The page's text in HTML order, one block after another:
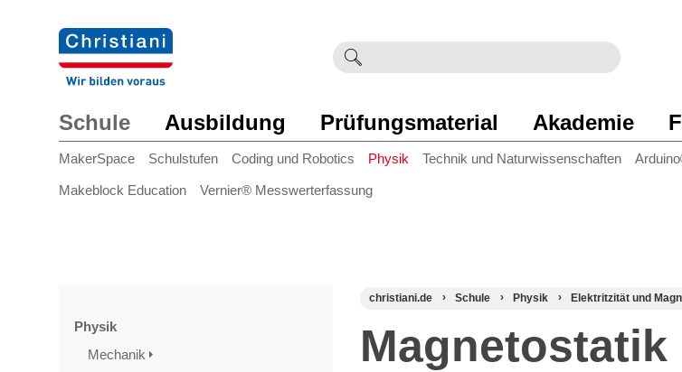
eingeben
Schule
MakerSpace Schulstufen Coding und Robotics Physik Technik und Naturwissenschaften
Makeblock Education Vernier® Messwerterfassung
Ausbildung Prüfungsmaterial Akademie
Physik
Mechanik
christiani.de Schule Physik Elektritzität und
Magnetostatik